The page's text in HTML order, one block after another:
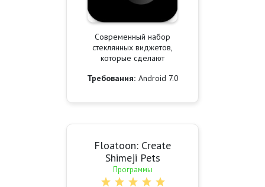
Современный набор
стеклянных виджетов,
которые сделают
Требования: Android 7.0
Floatoon: Create
Shimeji Pets
Программы